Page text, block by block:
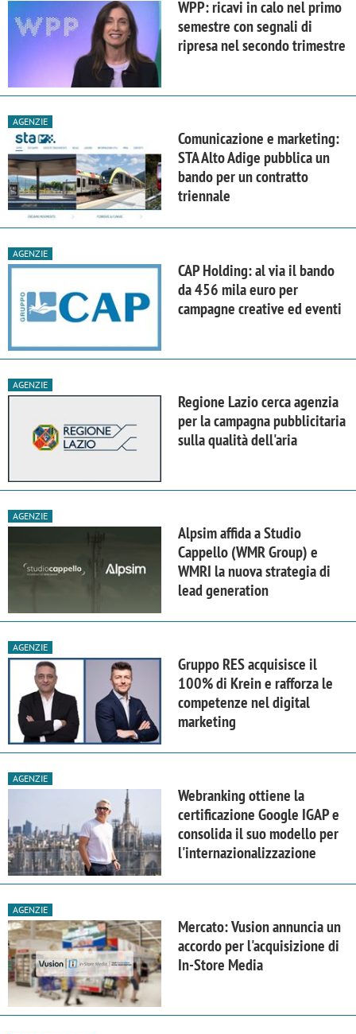
WPP: ricavi in calo nel primo
semestre con segnali di
ripresa nel secondo trimestre
AGENZIE
Comunicazione e marketing:
STA Alto Adige pubblica un
bando per un contratto
triennale
AGENZIE
CAP Holding: al via il bando
da 456 mila euro per
campagne creative ed eventi
AGENZIE
Regione Lazio cerca agenzia
per la campagna pubblicitaria
sulla qualità dell'aria
AGENZIE
Alpsim affida a Studio
Cappello (WMR Group) e
WMRI la nuova strategia di
lead generation
AGENZIE
Gruppo RES acquisisce il
100% di Krein e rafforza le
competenze nel digital
marketing
AGENZIE
Webranking ottiene la
certificazione Google IGAP e
consolida il suo modello per
l'internazionalizzazione
AGENZIE
Mercato: Vusion annuncia un
accordo per l'acquisizione di
In-Store Media